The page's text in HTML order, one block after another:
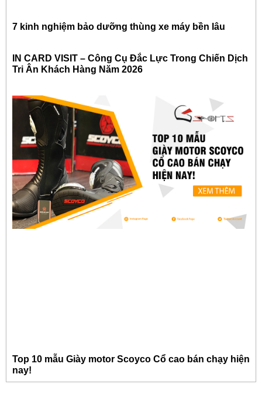
7 kinh nghiệm bảo dưỡng thùng xe máy bền lâu
IN CARD VISIT – Công Cụ Đắc Lực Trong Chiến Dịch
Tri Ân Khách Hàng Năm 2026
Top 10 mẫu Giày motor Scoyco Cổ cao bán chạy hiện
nay!